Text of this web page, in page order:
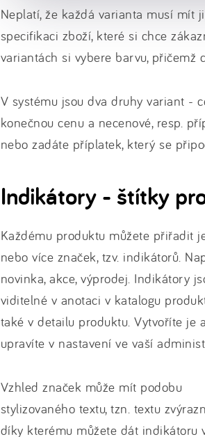
Neplatí, že každá varianta musí mít
specifikaci zboží, které si chce
variantách si vybere barvu, přičemž
V systému jsou dva druhy variant -
konečnou cenu a necenové, resp.
nebo zadáte příplatek, který se
Indikátory - štítky
Každému produktu můžete přiřadit
nebo více značek, tzv. indikátorů.
novinka, akce, výprodej. Indikátory
viditelné v anotaci v katalogu
také v detailu produktu. Vytvoříte je a
upravíte v nastavení ve vaší
Vzhled značek může mít podobu
stylizovaného textu, tzn. textu
díky kterému můžete dát indikátoru